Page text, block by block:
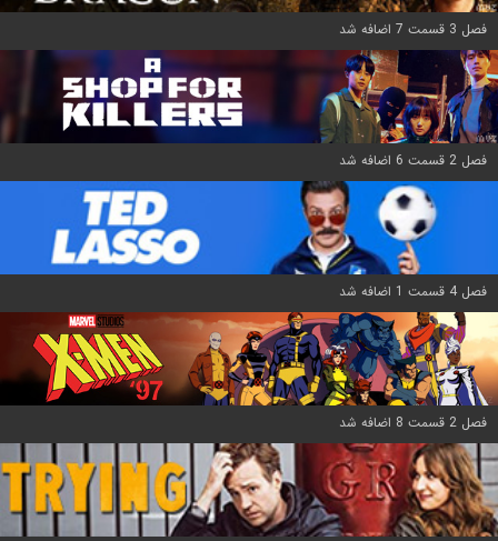
فصل 3 قسمت 7 اضافه شد
فصل 2 قسمت 6 اضافه شد
فصل 4 قسمت 1 اضافه شد
فصل 2 قسمت 8 اضافه شد